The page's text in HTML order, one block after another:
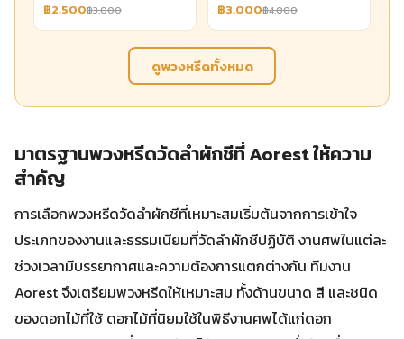
฿2,500฿3,000 ฿3,000฿4,000
ดูพวงหรีดทั้งหมด
มาตรฐานพวงหรีดวัดลำผักชีที่ Aorest ให้ความ
สำคัญ
การเลือกพวงหรีดวัดลำผักชีที่เหมาะสมเริ่มต้นจากการเข้าใจ
ประเภทของงานและธรรมเนียมที่วัดลำผักชีปฏิบัติ งานศพในแต่ละ
ช่วงเวลามีบรรยากาศและความต้องการแตกต่างกัน ทีมงาน
Aorest จึงเตรียมพวงหรีดให้เหมาะสม ทั้งด้านขนาด สี และชนิด
ของดอกไม้ที่ใช้ ดอกไม้ที่นิยมใช้ในพิธีงานศพได้แก่ดอก